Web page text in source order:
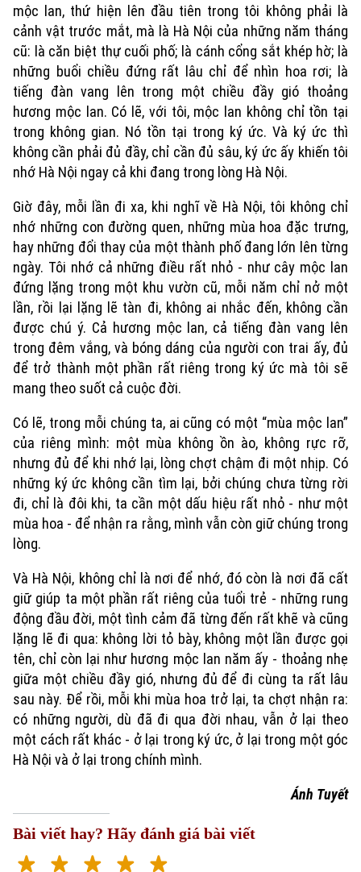
Chuyên mục
Hà Nội
Chính trị
Xã hội
An ninh trật tự
Công nghệ
Hà Nội
Nhịp sống Hà Nội
Người Hà Nội
Khoảnh khắc Hà Nội
Ẩm thực
Thế giới
Tin tức
Quân sự
Người Việt 4 phương
Kinh tế
Tin tức
Tài chính Ngân hàng
Doanh nghiệp
Nhà đất
Tin tức
Đầu tư
Căn hộ
Đất đai
Tàu và Xe
Ô tô
Tàu
Xe máy
Thị trường
Đánh giá
Giáo dục
Tin tức
Tuyển sinh
Hướng nghiệp
Văn hóa
Làng nghề
Di tích
Y tế
Dinh dưỡng
Tư vấn sức khỏe
Thể thao
Bóng đá
Quần vợt
Golf
Giải trí
Tin tức
Sao
Điện ảnh
Đã phát sóng
mộc lan, thứ hiện lên đầu tiên trong tôi không phải là
cảnh vật trước mắt, mà là Hà Nội của những năm tháng
cũ: là căn biệt thự cuối phố; là cánh cổng sắt khép hờ; là
những buổi chiều đứng rất lâu chỉ để nhìn hoa rơi; là
tiếng đàn vang lên trong một chiều đầy gió thoảng
hương mộc lan. Có lẽ, với tôi, mộc lan không chỉ tồn tại
trong không gian. Nó tồn tại trong ký ức. Và ký ức thì
không cần phải đủ đầy, chỉ cần đủ sâu, ký ức ấy khiến tôi
nhớ Hà Nội ngay cả khi đang trong lòng Hà Nội.
Giờ đây, mỗi lần đi xa, khi nghĩ về Hà Nội, tôi không chỉ
nhớ những con đường quen, những mùa hoa đặc trưng,
hay những đổi thay của một thành phố đang lớn lên từng
ngày. Tôi nhớ cả những điều rất nhỏ - như cây mộc lan
đứng lặng trong một khu vườn cũ, mỗi năm chỉ nở một
lần, rồi lại lặng lẽ tàn đi, không ai nhắc đến, không cần
được chú ý. Cả hương mộc lan, cả tiếng đàn vang lên
trong đêm vắng, và bóng dáng của người con trai ấy, đủ
để trở thành một phần rất riêng trong ký ức mà tôi sẽ
mang theo suốt cả cuộc đời.
Có lẽ, trong mỗi chúng ta, ai cũng có một “mùa mộc lan”
của riêng mình: một mùa không ồn ào, không rực rỡ,
nhưng đủ để khi nhớ lại, lòng chợt chậm đi một nhịp. Có
những ký ức không cần tìm lại, bởi chúng chưa từng rời
đi, chỉ là đôi khi, ta cần một dấu hiệu rất nhỏ - như một
mùa hoa - để nhận ra rằng, mình vẫn còn giữ chúng trong
lòng.
Và Hà Nội, không chỉ là nơi để nhớ, đó còn là nơi đã cất
giữ giúp ta một phần rất riêng của tuổi trẻ - những rung
động đầu đời, một tình cảm đã từng đến rất khẽ và cũng
lặng lẽ đi qua: không lời tỏ bày, không một lần được gọi
tên, chỉ còn lại như hương mộc lan năm ấy - thoảng nhẹ
giữa một chiều đầy gió, nhưng đủ để đi cùng ta rất lâu
sau này. Để rồi, mỗi khi mùa hoa trở lại, ta chợt nhận ra:
có những người, dù đã đi qua đời nhau, vẫn ở lại theo
một cách rất khác - ở lại trong ký ức, ở lại trong một góc
Hà Nội và ở lại trong chính mình.
Ánh Tuyết
Bài viết hay? Hãy đánh giá bài viết